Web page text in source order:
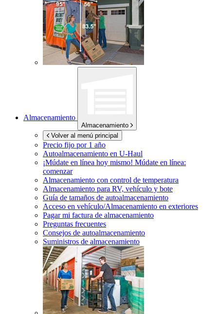
Almacenamiento
Almacenamiento
Volver al menú principal
Precio fijo por 1 año
Autoalmacenamiento en U-Haul
¡Múdate en línea hoy mismo! Múdate en línea:
comenzar
Almacenamiento con control de temperatura
Almacenamiento para RV, vehículo y bote
Guía de tamaños de autoalmacenamiento
Acceso en vehículo/Almacenamiento en exteriores
Pagar mi factura de almacenamiento
Preguntas frecuentes
Consejos de autoalmacenamiento
Suministros de almacenamiento